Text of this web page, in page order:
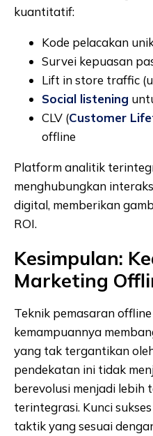
kuantitatif:
Kode pelacakan
Survei kepuasan
Lift in store traffic
Social listening
CLV (Customer
offline
Platform analitik
menghubungkan
digital, memberikan
ROI.
Kesimpulan:
Marketing
Teknik pemasaran
kemampuannya
yang tak tergantikan
pendekatan ini tidak
berevolusi menjadi lebih
terintegrasi. Kunci
taktik yang sesuai